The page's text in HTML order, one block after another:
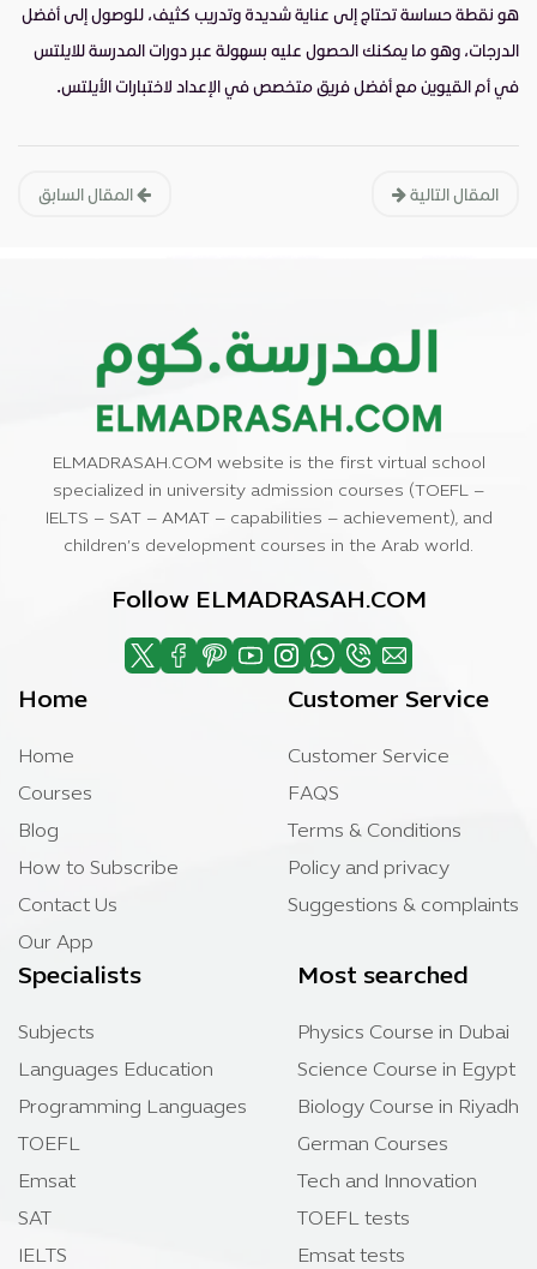
هو نقطة حساسة تحتاج إلى عناية شديدة وتدريب كثيف، للوصول إلى أفضل
الدرجات، وهو ما يمكنك الحصول عليه بسهولة عبر دورات المدرسة للايلتس
في أم القيوين مع أفضل فريق متخصص في الإعداد لاختبارات الأيلتس.
المقال التالية
ELMADRASAH.COM website is the first virtual school
specialized in university admission courses (TOEFL –
IELTS – SAT – AMAT – capabilities – achievement), and
children’s development courses in the Arab world.
Follow ELMADRASAH.COM
Home
Home
Courses
Blog
How to Subscribe
Contact Us
Our App
Customer Service
Customer Service
FAQS
Terms & Conditions
Policy and privacy
Suggestions & complaints
Specialists
Subjects
Languages Education
Programming Languages
TOEFL
Emsat
SAT
IELTS
Most searched
Physics Course in Dubai
Science Course in Egypt
Biology Course in Riyadh
German Courses
Tech and Innovation
TOEFL tests
Emsat tests